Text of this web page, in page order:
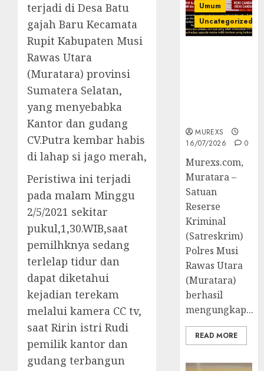
terjadi di Desa Batu
gajah Baru Kecamata
Rupit Kabupaten Musi
Rawas Utara
(Muratara) provinsi
Sumatera Selatan,
yang menyebabka
Kantor dan gudang
CV.Putra kembar habis
di lahap si jago merah,
Peristiwa ini terjadi
pada malam Minggu
2/5/2021 sekitar
pukul,1,30.WIB,saat
pemilhknya sedang
terlelap tidur dan
dapat diketahui
kejadian terekam
melalui kamera CC tv,
saat Ririn istri Rudi
pemilik kantor dan
gudang terbangun
Umum
Uncategorized
MUREXS
16/07/2026
0
Murexs.com,
Muratara –
Satuan
Reserse
Kriminal
(Satreskrim)
Polres Musi
Rawas Utara
(Muratara)
berhasil
mengungkap...
READ MORE